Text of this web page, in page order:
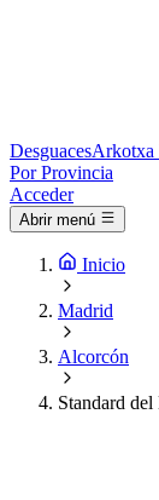
DesguacesArkotxa
Por Provincia
Acceder
Abrir menú
Inicio
Madrid
Alcorcón
Standard